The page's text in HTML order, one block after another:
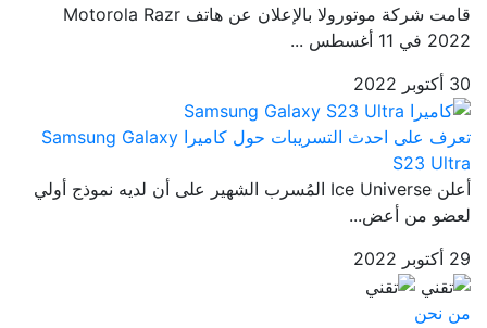
قامت شركة موتورولا بالإعلان عن هاتف Motorola Razr
2022 في 11 أغسطس ...
30 أكتوبر 2022
تعرف على احدث التسريبات حول كاميرا Samsung Galaxy
S23 Ultra
أعلن Ice Universe المُسرب الشهير على أن لديه نموذج أولي
لعضو من أعض...
29 أكتوبر 2022
من نحن